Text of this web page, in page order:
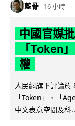
藍骨 16 小時
中國官媒
「Token
權
人民網旗下評論於
「Token」、「
中文表意空間及科